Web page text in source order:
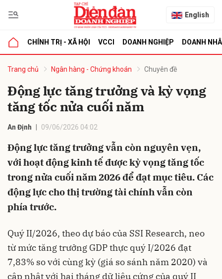
English
CHÍNH TRỊ - XÃ HỘI VCCI DOANH NGHIỆP DOANH
Trang chủ Ngân hàng - Chứng khoán Chuyên đề
Động lực tăng trưởng và kỳ vọng
tăng tốc nửa cuối năm
An Định 09/06/2026 04:02
Động lực tăng trưởng vẫn còn nguyên vẹn,
với hoạt động kinh tế được kỳ vọng tăng tốc
trong nửa cuối năm 2026 để đạt mục tiêu. Các
động lực cho thị trường tài chính vẫn còn
phía trước.
Quý II/2026, theo dự báo của SSI Research, neo
từ mức tăng trưởng GDP thực quý I/2026 đạt
7,83% so với cùng kỳ (giá so sánh năm 2020) và
cập nhật với hai tháng dữ liệu cứng của quý II
luận
Hủy